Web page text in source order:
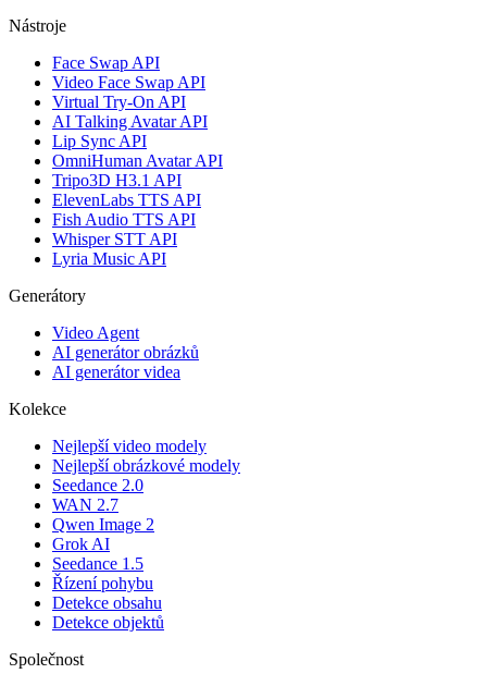
Nástroje
Face Swap API
Video Face Swap API
Virtual Try-On API
AI Talking Avatar API
Lip Sync API
OmniHuman Avatar API
Tripo3D H3.1 API
ElevenLabs TTS API
Fish Audio TTS API
Whisper STT API
Lyria Music API
Generátory
Video Agent
AI generátor obrázků
AI generátor videa
Kolekce
Nejlepší video modely
Nejlepší obrázkové modely
Seedance 2.0
WAN 2.7
Qwen Image 2
Grok AI
Seedance 1.5
Řízení pohybu
Detekce obsahu
Detekce objektů
Společnost